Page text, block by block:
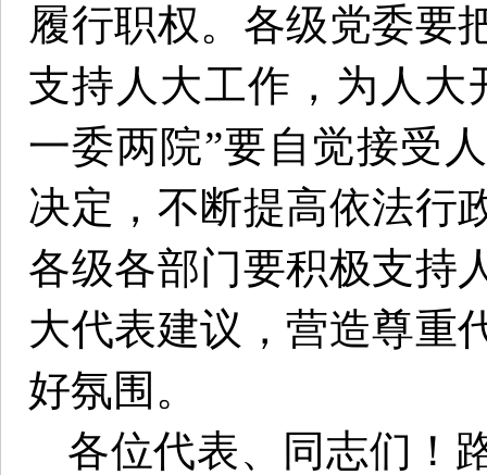
履行职权。各级党委要
支持人大工作，为人大
一委两院”要自觉接受
决定，不断提高依法行
各级各部门要积极支持
大代表建议，营造尊重
好氛围。
各位代表、同志们！